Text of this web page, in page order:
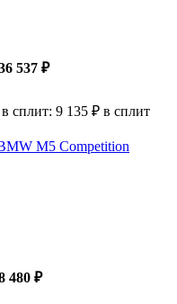
537 ₽
сплит: 9 135 ₽ в сплит
M5 Competition
480 ₽